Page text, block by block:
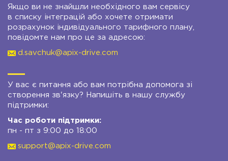
Якщо ви не знайшли необхідного вам сервісу
в списку інтеграцій або хочете отримати
розрахунок індивідуального тарифного плану,
повідомте нам про це за адресою:
d.savchuk@apix-drive.com
У вас є питання або вам потрібна допомога зі
створення зв'язку? Напишіть в нашу службу
підтримки:
Час роботи підтримки:
пн - пт з 9:00 до 18:00
support@apix-drive.com